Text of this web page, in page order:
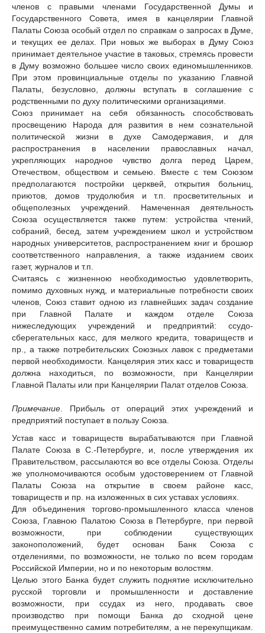
членов с правыми членами Государственной Думы и
Государственного Совета, имея в канцелярии Главной
Палаты Союза особый отдел по справкам о запросах в Думе,
и текущих ее делах. При новых же выборах в Думу Союз
принимает деятельное участие в таковых, стремясь провести
в Думу возможно большее число своих единомышленников.
При этом провинциальные отделы по указанию Главной
Палаты, безусловно, должны вступать в соглашение с
родственными по духу политическими организациями.
Союз принимает на себя обязанность способствовать
просвещению Народа для развития в нем сознательной
политической жизни в духе Самодержавия, и для
распространения в населении православных начал,
укрепляющих народное чувство долга перед Царем,
Отечеством, обществом и семьею. Вместе с тем Союзом
предполагаются постройки церквей, открытия больниц,
приютов, домов трудолюбия и т.п. просветительных и
общеполезных учреждений. Намеченная деятельность
Союза осуществляется также путем: устройства чтений,
собраний, бесед, затем учреждением школ и устройством
народных университетов, распространением книг и брошюр
соответственного направления, а также изданием своих
газет, журналов и т.п.
Считаясь с жизненною необходимостью удовлетворить,
помимо духовных нужд, и материальные потребности своих
членов, Союз ставит одною из главнейших задач создание
при Главной Палате и каждом отделе Союза
нижеследующих учреждений и предприятий: ссудо-
сберегательных касс, для мелкого кредита, товариществ и
пр., а также потребительских Союзных лавок с предметами
первой необходимости. Канцелярия этих касс и товариществ
должна находиться, по возможности, при Канцелярии
Главной Палаты или при Канцелярии Палат отделов Союза.
Примечание . Прибыль от операций этих учреждений и
предприятий поступает в пользу Союза.
Устав касс и товариществ вырабатываются при Главной
Палате Союза в С.-Петербурге, и, после утверждения их
Правительством, рассылаются во все отделы Союза. Отделы
же уполномочиваются особым удостоверением от Главной
Палаты Союза на открытие в своем районе касс,
товариществ и пр. на изложенных в сих уставах условиях.
Для объединения торгово-промышленного класса членов
Союза, Главною Палатою Союза в Петербурге, при первой
возможности, при соблюдении существующих
законоположений, будет основан Банк Союза с
отделениями, по возможности, не только по всем городам
Российской Империи, но и по некоторым волостям.
Целью этого Банка будет служить поднятие исключительно
русской торговли и промышленности и доставление
возможности, при ссудах из него, продавать свое
производство при помощи Банка до сходной цене
преимущественно самим потребителям, а не перекупщикам.